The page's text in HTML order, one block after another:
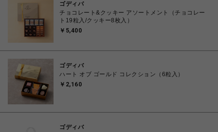
ゴディバ
チョコレート&クッキー アソートメント（チョコレー
ト19粒入/クッキー8枚入）
￥5,400
ゴディバ
ハート オブ ゴールド コレクション（6粒入）
￥2,160
ゴディバ